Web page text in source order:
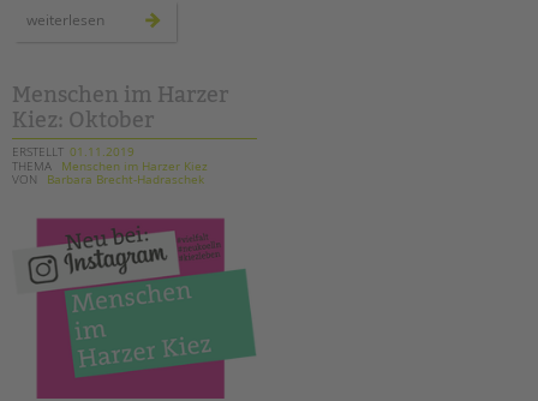
weiterlesen
gesundheitstag
Menschen im Harzer
Kiez: Oktober
ERSTELLT 01.11.2019
THEMA
Menschen im Harzer Kiez
VON
Barbara Brecht-Hadraschek